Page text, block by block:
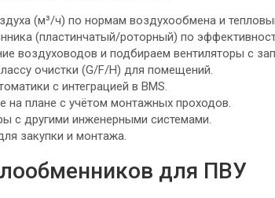
(м³/ч) по нормам воздухообмена и
(пластинчатый/роторный) по
воздуховодов и подбираем вентиляторы с
очистки (G/F/H) для помещений.
с интеграцией в BMS.
на плане с учётом монтажных проходов.
с другими инженерными системами.
закупки и монтажа.
для ПВУ